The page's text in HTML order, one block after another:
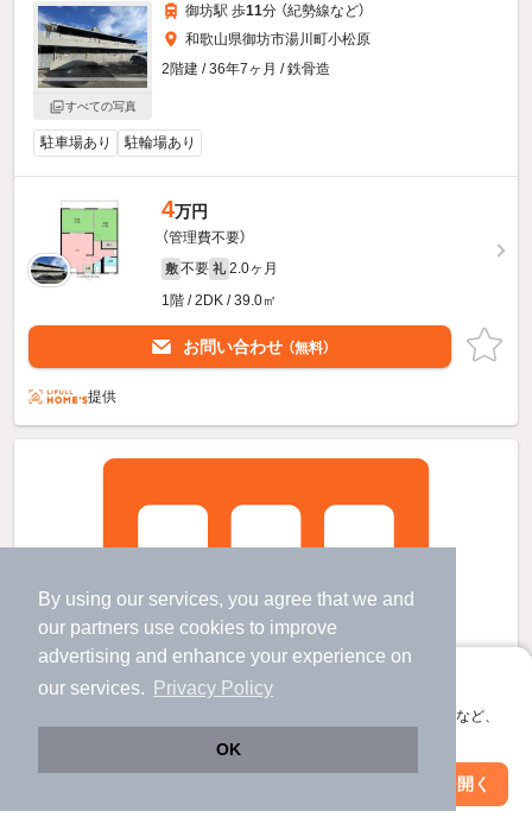
By using our services, you agree that we and
our partners use cookies to improve
advertising and enhance your experience on
our services.
Privacy Policy
OK
アプリに切り替えて、サクサクお部屋探し
会員登録なしですぐ使える。マップ検索やお気に入り保存など、
アプリを開く
すべての写真
御坊駅 歩11分 （紀勢線など）
和歌山県御坊市湯川町小松原
2階建 / 36年7ヶ月 / 鉄骨造
駐車場あり 駐輪場あり
4万円
（管理費不要）
敷 不要 礼 2.0ヶ月
1階 / 2DK / 39.0㎡
お問い合わせ （無料）
提供
絞り込み条件を変更